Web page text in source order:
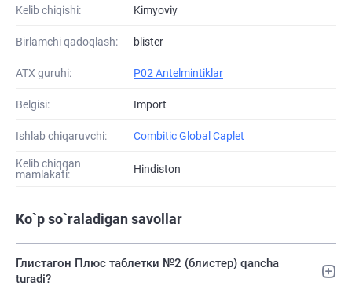
Kelib chiqishi: Kimyoviy
Birlamchi qadoqlash: blister
ATХ guruhi: P02 Antelmintiklar
Belgisi: Import
Ishlab chiqaruvchi: Combitic Global Caplet
Kelib chiqqan
mamlakati:
Hindiston
Ko`p so`raladigan savollar
Глистагон Плюс таблетки №2 (блистер) qancha
turadi?